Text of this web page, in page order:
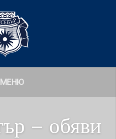
МЕНЮ
– обяви